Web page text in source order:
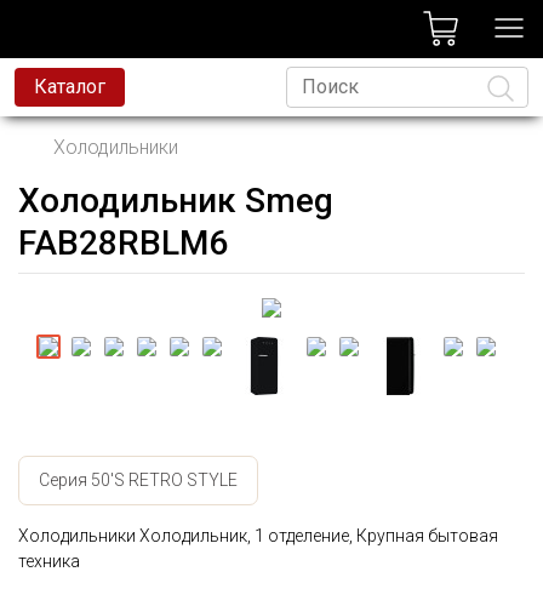
Каталог
Холодильники
Холодильник Smeg
FAB28RBLM6
Серия 50'S RETRO STYLE
Холодильники Холодильник, 1 отделение, Крупная бытовая
техника